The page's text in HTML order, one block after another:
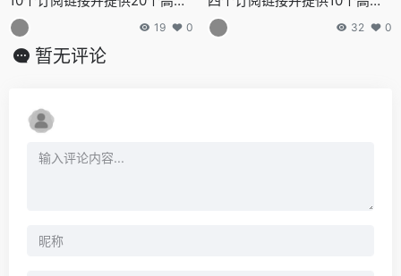
节点,全力打造免费的网络穿越
门户,v2ray,clash机场,科学上
网翻墙白嫖节点,免费梯子,白嫖
19 0
节点,全力打造免费的网络穿越
门户,v2ray,clash机场,科学上
32 0
暂无评论